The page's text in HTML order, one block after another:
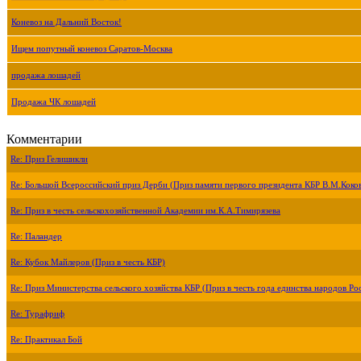
Коневоз на Дальний Восток!
Ищем попутный коневоз Саратов-Москва
продажа лошадей
Продажа ЧК лошадей
Комментарии
Re: Приз Гелишикли
Re: Большой Всероссийский приз Дерби (Приз памяти первого президента КБР
Re: Приз в честь сельскохозяйственной Академии им.К.А.Тимирязева
Re: Паландер
Re: Кубок Майлеров (Приз в честь КБР)
Re: Приз Министерства сельского хозяйства КБР (Приз в честь года единства народов
Re: Турафриф
Re: Практикал Бой